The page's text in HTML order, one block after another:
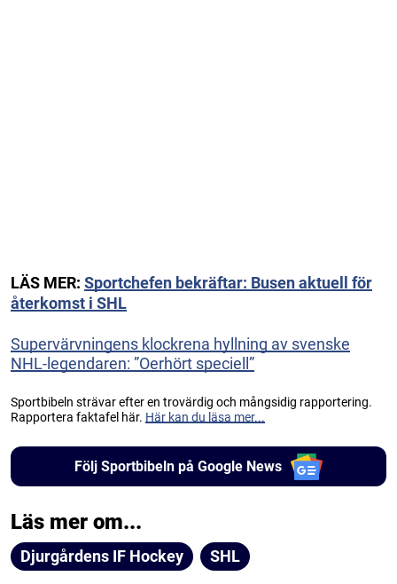
LÄS MER: Sportchefen bekräftar: Busen aktuell för
återkomst i SHL
Supervärvningens klockrena hyllning av svenske
NHL-legendaren: ”Oerhört speciell”
Sportbibeln strävar efter en trovärdig och mångsidig rapportering.
Rapportera faktafel här. Här kan du läsa mer...
Följ Sportbibeln på Google News
Läs mer om...
Djurgårdens IF Hockey SHL